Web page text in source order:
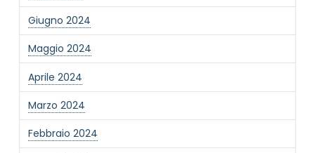
Giugno 2024
Maggio 2024
Aprile 2024
Marzo 2024
Febbraio 2024
Informativa Privacy*
Ho preso visione dell'informativa privacy
Privacy Policy completa
Newsletter
Desidero rimanere aggiornato sulle ultime
novità dell'Associazione tramite l'iscrizione alla
newsletter